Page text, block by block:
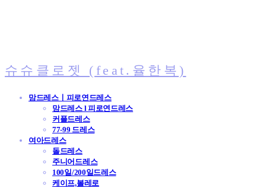
슈슈클로젯 (feat.율한복)
맘드레스ㅣ피로연드레스
맘드레스 l 피로연드레스
커플드레스
77-99 드레스
여아드레스
돌드레스
주니어드레스
100일/200일드레스
케이프,볼레로